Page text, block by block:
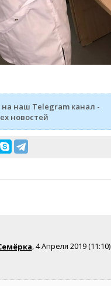
наш Telegram канал -
новостей
, 4 Апреля 2019 (11:10)